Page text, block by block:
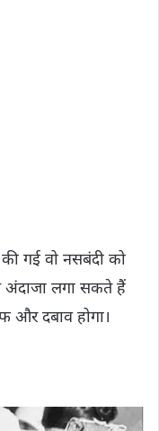
गई वो नसबंदी को
लगा सकते हैं
और दबाव होगा।